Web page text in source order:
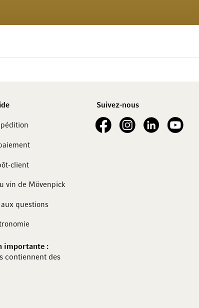
client
vin de Mövenpick
aux questions
importante :
contiennent des
Suivez-nous
See our FacebookSee our Instagram account
See our LinkedIn
See our